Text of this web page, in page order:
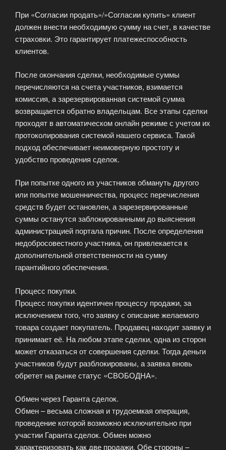
При «Согласии продать»/»Согласии купить» клиент
должен внести необходимую сумму на счет, в качестве
страховки. Это гарантирует платежеспособность
клиентов.
После окончания сделки, необходимые суммы
перечисляются на счета участников, взимается
комиссия, а зарезервированная системой сумма
возвращается обратно владельцам. Все этапы сделки
проходят в автоматическом онлайн режиме с учетом их
протоколирования системой нашего сервиса. Такой
подход обеспечивает неимоверную простоту и
удобство проведения сделок.
При попытке одного из участников обмануть другого
или попытке мошенничества, процесс перечисления
средств будет остановлен, а зарезервированные
суммы останутся заблокированными до выяснения
администрацией портала причин. После определения
недобросовестного участника, он привлекается к
дополнительной ответственности на сумму
гарантийного обеспечения.
Процесс покупки.
Процесс покупки идентичен процессу продажи, за
исключением того, что заявку с описание желаемого
товара создает покупатель. Продавец находит заявку и
принимает её. На любом этапе сделки, одна из сторон
может отказаться от совершения сделки. Тогда деньги
участников будут разблокированы, а заявка вновь
обретет на рынке статус «СВОБОДНА».
Обмен через Гаранта сделок.
Обмен – весьма сложная и трудоемкая операция,
проведение которой возможно исключительно при
участии Гаранта сделок. Обмен можно
характеризовать как две продажи. Обе стороны –